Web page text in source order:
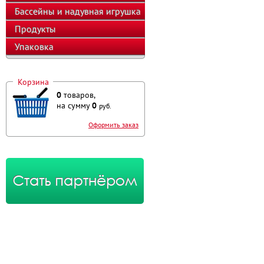
оборудование
Бассейны и надувная игрушка
Продукты
Упаковка
Корзина
0 товаров,
на сумму0 руб.
Оформить заказ